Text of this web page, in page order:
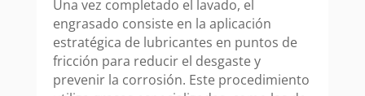
Una vez completado el lavado, el
engrasado consiste en la aplicación
estratégica de lubricantes en puntos de
fricción para reducir el desgaste y
prevenir la corrosión. Este procedimiento